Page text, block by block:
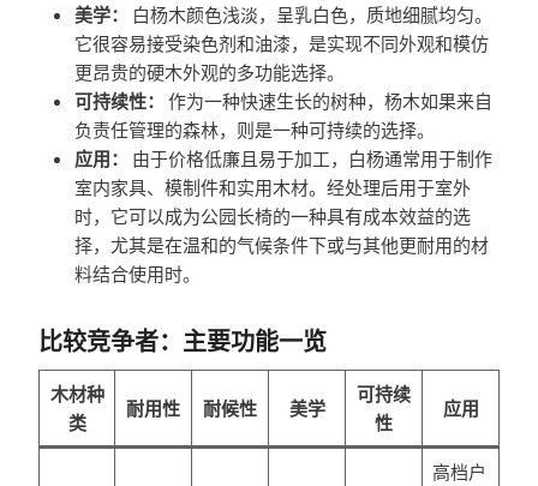
美学：
白杨木颜色浅淡，呈乳白色，质地细腻均匀。
它很容易接受染色剂和油漆，是实现不同外观和模仿
更昂贵的硬木外观的多功能选择。
可持续性：
作为一种快速生长的树种，杨木如果来自
负责任管理的森林，则是一种可持续的选择。
应用：
由于价格低廉且易于加工，白杨通常用于制作
室内家具、模制件和实用木材。经处理后用于室外
时，它可以成为公园长椅的一种具有成本效益的选
择，尤其是在温和的气候条件下或与其他更耐用的材
料结合使用时。
比较竞争者：主要功能一览
木材种
类
耐用性 耐候性 美学
可持续
性
应用
高档户